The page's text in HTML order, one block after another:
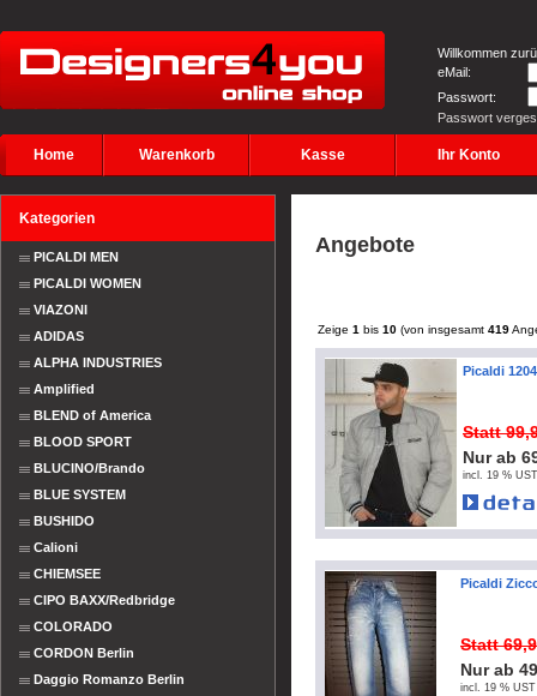
Willkommen
eMail:
Passwort:
Passwort
Home Warenkorb Kasse Ihr Konto
Kategorien
PICALDI MEN
PICALDI WOMEN
VIAZONI
ADIDAS
ALPHA INDUSTRIES
Amplified
BLEND of America
BLOOD SPORT
BLUCINO/Brando
BLUE SYSTEM
BUSHIDO
Calioni
CHIEMSEE
CIPO BAXX/Redbridge
COLORADO
CORDON Berlin
Daggio Romanzo Berlin
Angebote
Zeige 1 bis 10 (von insgesamt 419
Picaldi
Statt
Nur ab
incl. 19 %
Picaldi
Statt
Nur ab
incl. 19 %